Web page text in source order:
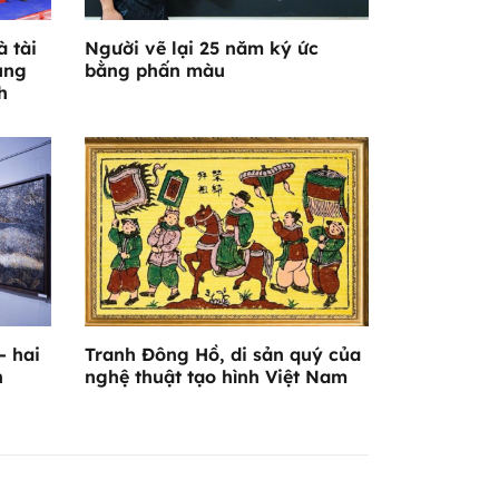
tài
Người vẽ lại 25 năm ký ức
bằng phấn màu
hai
Tranh Đông Hồ, di sản quý của
nghệ thuật tạo hình Việt Nam